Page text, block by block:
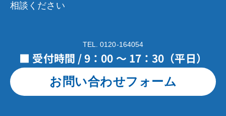
相談ください
TEL. 0120-164054
■ 受付時間 / 9：00 ～ 17：30（平日）
お問い合わせフォーム